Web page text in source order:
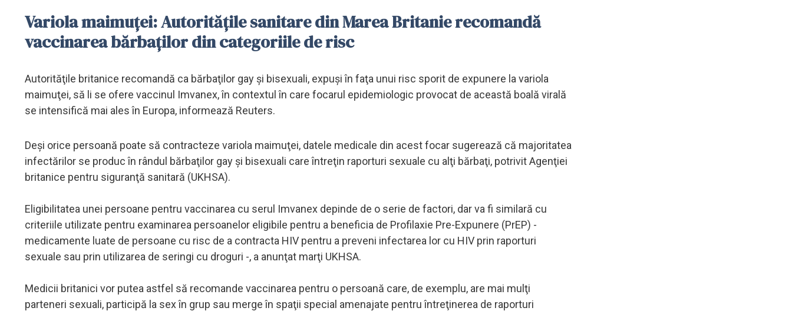
Variola maimuţei: Autorităţile sanitare din Marea Britanie recomandă
vaccinarea bărbaţilor din categoriile de risc
Autorităţile britanice recomandă ca bărbaţilor gay şi bisexuali, expuşi în faţa unui risc sporit de expunere la variola
maimuţei, să li se ofere vaccinul Imvanex, în contextul în care focarul epidemiologic provocat de această boală virală
se intensifică mai ales în Europa, informează Reuters.
Deşi orice persoană poate să contracteze variola maimuţei, datele medicale din acest focar sugerează că majoritatea
infectărilor se produc în rândul bărbaţilor gay şi bisexuali care întreţin raporturi sexuale cu alţi bărbaţi, potrivit Agenţiei
britanice pentru siguranţă sanitară (UKHSA).
Eligibilitatea unei persoane pentru vaccinarea cu serul Imvanex depinde de o serie de factori, dar va fi similară cu
criteriile utilizate pentru examinarea persoanelor eligibile pentru a beneficia de Profilaxie Pre-Expunere (PrEP) -
medicamente luate de persoane cu risc de a contracta HIV pentru a preveni infectarea lor cu HIV prin raporturi
sexuale sau prin utilizarea de seringi cu droguri -, a anunţat marţi UKHSA.
Medicii britanici vor putea astfel să recomande vaccinarea pentru o persoană care, de exemplu, are mai mulţi
parteneri sexuali, participă la sex în grup sau merge în spaţii special amenajate pentru întreţinerea de raporturi